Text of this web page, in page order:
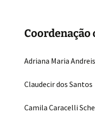
Adriana Maria Andreis
Claudecir dos Santos
Camila Caracelli